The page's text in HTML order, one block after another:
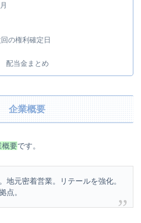
の権利確定日
配当金まとめ
企業概要
概要です。
地元密着営業。リテールを強化。
点。